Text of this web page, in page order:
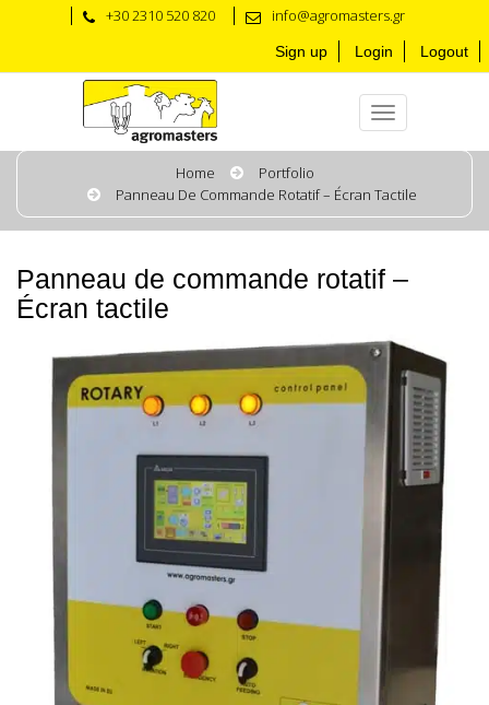
+30 2310 520 820 info@agromasters.gr
Sign up Login Logout
Home
Portfolio
Panneau De Commande Rotatif – Écran Tactile
Panneau de commande rotatif –
Écran tactile